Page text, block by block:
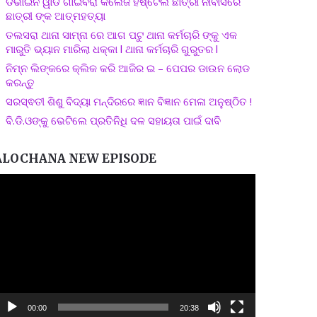
ଛାତ୍ରୀ ଙ୍କ ଆତ୍ମହତ୍ୟା
ତଲସରା ଥାନା ସାମ୍ନା ରେ ଆଗ ପଟୁ ଥାନା କର୍ମଚାରି ଙ୍କୁ ଏକ
ମାରୁତି ଭ୍ୟାନ ମାରିଲା ଧକ୍କା l ଥାନା କର୍ମଚାରି ଗୁରୁତର l
ନିମ୍ନ ଲିଙ୍କରେ କ୍ଲିକ କରି ଆଜିର ଇ – ପେପର ଡାଉନ ଲୋଡ
କରନ୍ତୁ
ସରସ୍ଵତୀ ଶିଶୁ ବିଦ୍ୟା ମନ୍ଦିରରେ ଜ୍ଞାନ ବିଜ୍ଞାନ ମେଳା ଅନୁଷ୍ଠିତ !
ବି.ଡି.ଓଙ୍କୁ ଭେଟିଲେ ପ୍ରତିନିଧି ଦଳ ସହାୟତା ପାଇଁ ଦାବି
NEW EPISODE
00:00 20:38